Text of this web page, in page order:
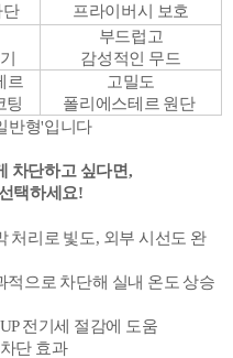
단
프라이버시 보호
부드럽고
감성적인 무드
르
팅
고밀도
폴리에스테르 원단
반형'입니다
차단하고 싶다면,
택하세요!
처리로 빛도, 외부 시선도 완
적으로 차단해 실내 온도 상승
전기세 절감에 도움
단 효과